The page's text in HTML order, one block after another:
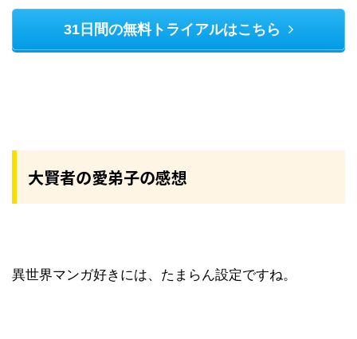
31日間の無料トライアルはこちら
大賢者の愛弟子の感想
異世界マンガ好きには、たまらん設定ですね。